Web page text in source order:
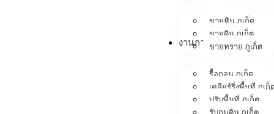
ขายหิน ภูเก็ต
ขายดิน ภูเก็ต
ขายทราย ภูเก็ต
งานภาคสนาม
รื้อถอน ภูเก็ต
เคลียร์ริ่งพื้นที่ ภูเก็
ปรับพื้นที่ ภูเก็ต